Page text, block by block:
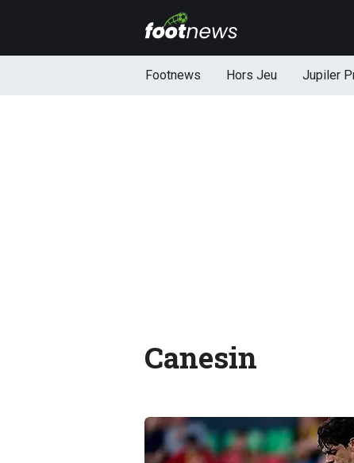
Footnews Hors Jeu Jupiler
Canesin